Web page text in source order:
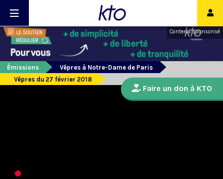
Contenu sponsorisé
Émissions
Vêpres à Notre-Dame de Paris
Vêpres du 27 février 2018
Faire un don à KTO